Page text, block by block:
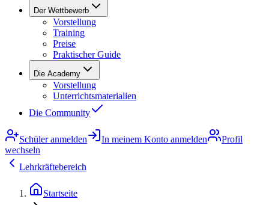
Der Wettbewerb
Vorstellung
Training
Preise
Praktischer Guide
Die Academy
Vorstellung
Unterrichtsmaterialien
Die Community
Schüler anmelden In meinem Konto anmelden
Profil
wechseln
Lehrkräftebereich
Startseite